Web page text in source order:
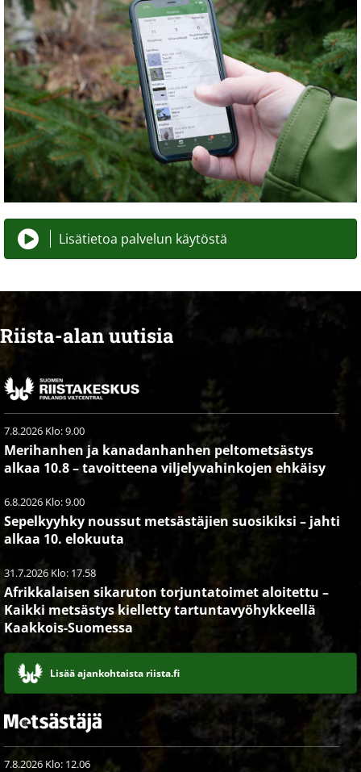
Lisätietoa palvelun käytöstä
Riista-alan uutisia
7.8.2026 Klo: 9.00
Merihanhen ja kanadanhanhen peltometsästys
alkaa 10.8 – tavoitteena viljelyvahinkojen ehkäisy
6.8.2026 Klo: 9.00
Sepelkyyhky noussut metsästäjien suosikiksi – jahti
alkaa 10. elokuuta
31.7.2026 Klo: 17.58
Afrikkalaisen sikaruton torjuntatoimet aloitettu –
Kaikki metsästys kielletty tartuntavyöhykkeellä
Kaakkois-Suomessa
Lisää ajankohtaista riista.fi
7.8.2026 Klo: 12.06